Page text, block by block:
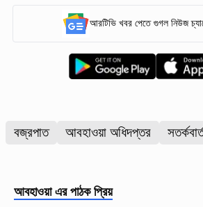
আরটিভি খবর পেতে গুগল নিউজ
বজ্রপাত আবহাওয়া অধিদপ্তর
আবহাওয়া এর পাঠক প্রিয়